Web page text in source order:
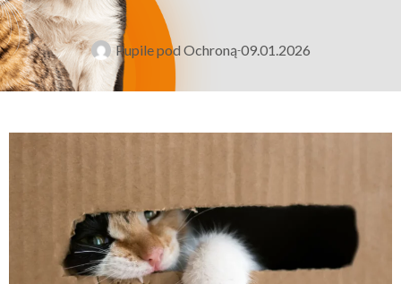
Pupile pod Ochroną 09.01.2026